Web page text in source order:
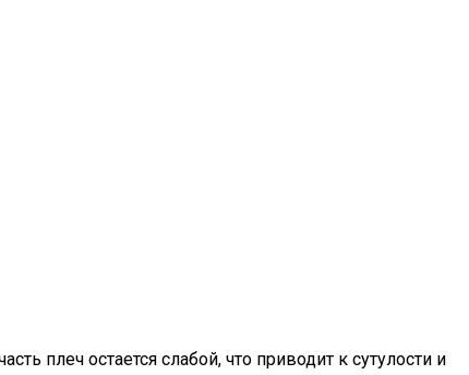
плеч остается слабой, что приводит к сутулости и